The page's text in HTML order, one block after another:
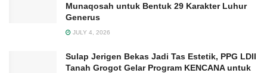
Munaqosah untuk Bentuk 29 Karakter Luhur
Generus
JULY 4, 2026
Sulap Jerigen Bekas Jadi Tas Estetik, PPG LDII
Tanah Grogot Gelar Program KENCANA untuk